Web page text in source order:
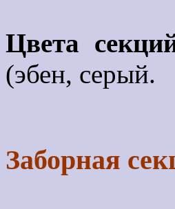
Цвета
(эбен, серый.
Заборная